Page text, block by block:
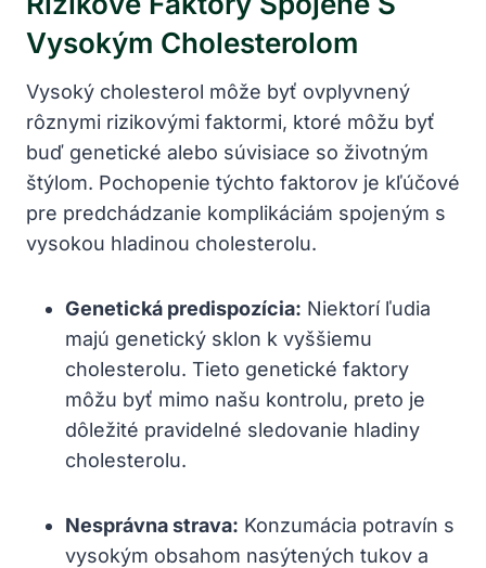
Vysokým Cholesterolom
Vysoký cholesterol môže byť ovplyvnený
rôznymi rizikovými faktormi, ktoré môžu byť
buď genetické alebo súvisiace so životným
štýlom. Pochopenie týchto faktorov je kľúčové
pre predchádzanie komplikáciám spojeným s
vysokou hladinou cholesterolu.
Genetická predispozícia: Niektorí ľudia
majú genetický sklon k vyššiemu
cholesterolu. Tieto genetické faktory
môžu byť mimo našu kontrolu, preto je
dôležité pravidelné sledovanie hladiny
cholesterolu.
Nesprávna strava: Konzumácia potravín s
vysokým obsahom nasýtených tukov a